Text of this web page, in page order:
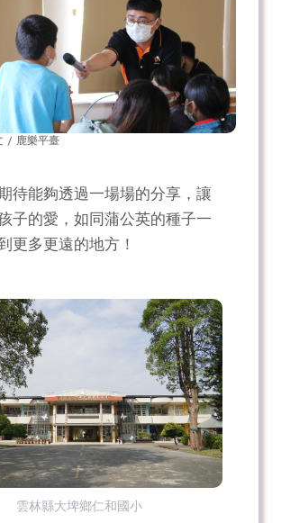
/ 鹿樂平臺
待能夠透過一場場的分享，讓
子的愛，如同蒲公英的種子一
更多更遠的地方！
雲林縣大埤鄉仁和國小